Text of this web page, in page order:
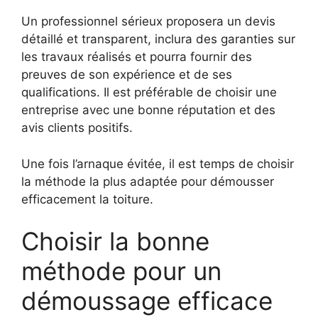
Un professionnel sérieux proposera un devis
détaillé et transparent, inclura des garanties sur
les travaux réalisés et pourra fournir des
preuves de son expérience et de ses
qualifications. Il est préférable de choisir une
entreprise avec une bonne réputation et des
avis clients positifs.
Une fois l’arnaque évitée, il est temps de choisir
la méthode la plus adaptée pour démousser
efficacement la toiture.
Choisir la bonne
méthode pour un
démoussage efficace